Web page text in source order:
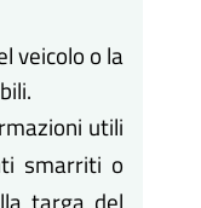
veicolo o la
utili
smarriti o